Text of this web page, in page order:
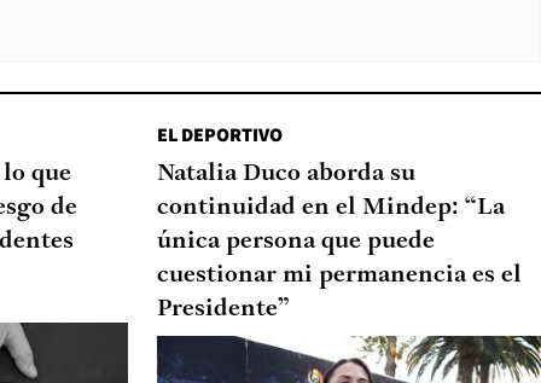
que
de
EL DEPORTIVO
Natalia Duco aborda su
continuidad en el Mindep: “La
única persona que puede
cuestionar mi permanencia es el
Presidente”